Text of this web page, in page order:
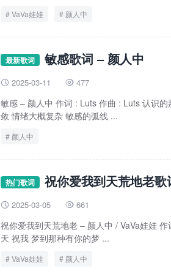
VaVa娃娃 颜人中
最新歌词 敏感歌词 – 颜人中
 2025-03-11  477
敏感 – 颜人中 作词 : Luts 作曲 : Luts 认识
敛 情绪大概复杂 敏感的弧线 ...
颜人中
热门歌词 祝你爱我到天荒地老
 2025-03-05  661
祝你爱我到天荒地老 – 颜人中 / VaVa娃娃
天 祝我 梦到那种有你的梦 ...
VaVa娃娃 颜人中